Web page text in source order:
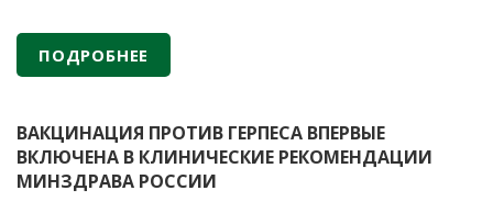
Когда лактобактерий недостаточно из-за приема
антибиотиков или гормональных сбоев, могут
помочь препараты с пробиотиками.
доверяют
гинекологи:
ПОДРОБНЕЕ
ВАКЦИНАЦИЯ ПРОТИВ ГЕРПЕСА ВПЕРВЫЕ
ВКЛЮЧЕНА В КЛИНИЧЕСКИЕ РЕКОМЕНДАЦИИ
МИНЗДРАВА РОССИИ